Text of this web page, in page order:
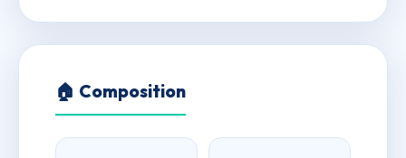
🏠 Composition